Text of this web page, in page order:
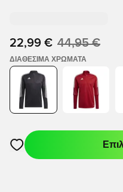
22,99 € 44,95 €
ΔΙΑΘΈΣΙΜΑ ΧΡΏΜΑΤΑ
Ανοίγει ένα Modal για να